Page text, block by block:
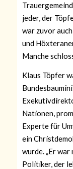
jeder, der
war zuvor
und
Manche
Klaus Töpfer
Nationen,
Experte für
ein
wurde. „Er
Politiker, der